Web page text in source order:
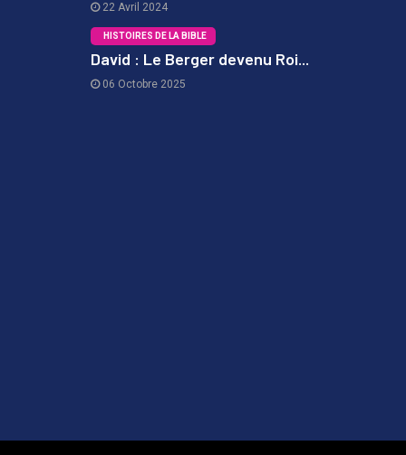
22 Avril 2024
HISTOIRES DE LA BIBLE
David : Le Berger devenu Roi...
06 Octobre 2025